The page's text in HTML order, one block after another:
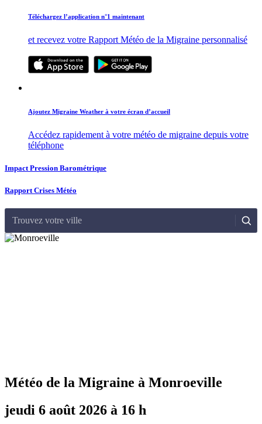
Téléchargez l’application n°1 maintenant
et recevez votre Rapport Météo de la Migraine personnalisé
Ajoutez Migraine Weather à votre écran d’accueil
Accédez rapidement à votre météo de migraine depuis votre
téléphone
Impact Pression Barométrique
Rapport Crises Météo
Trouvez votre ville
Météo de la Migraine à Monroeville
jeudi 6 août 2026 à 16 h